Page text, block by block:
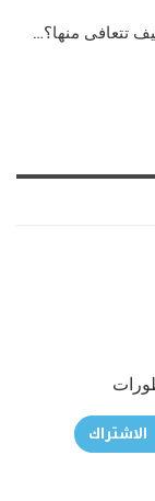
تتعافى منها؟…
الاشتراك